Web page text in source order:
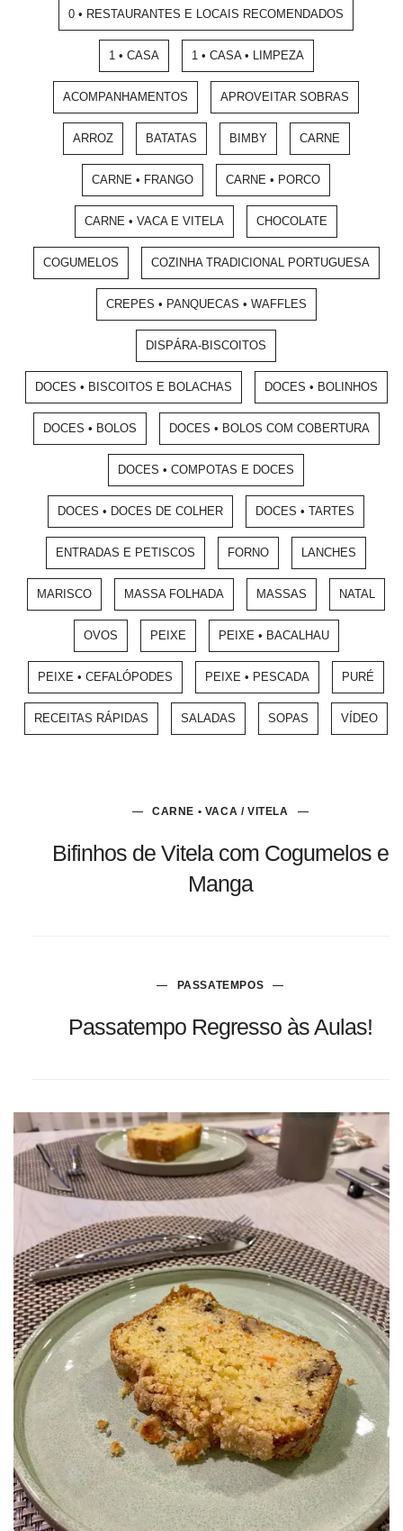
0 • RESTAURANTES E LOCAIS RECOMENDADOS
1 • CASA 1 • CASA • LIMPEZA
ACOMPANHAMENTOS APROVEITAR SOBRAS
ARROZ BATATAS BIMBY CARNE
CARNE • FRANGO CARNE • PORCO
CARNE • VACA E VITELA CHOCOLATE
COGUMELOS COZINHA TRADICIONAL PORTUGUESA
CREPES • PANQUECAS • WAFFLES
DISPÁRA-BISCOITOS
DOCES • BISCOITOS E BOLACHAS DOCES • BOLINHOS
DOCES • BOLOS DOCES • BOLOS COM COBERTURA
DOCES • COMPOTAS E DOCES
DOCES • DOCES DE COLHER DOCES • TARTES
ENTRADAS E PETISCOS FORNO LANCHES
MARISCO MASSA FOLHADA MASSAS NATAL
OVOS PEIXE PEIXE • BACALHAU
PEIXE • CEFALÓPODES PEIXE • PESCADA PURÉ
RECEITAS RÁPIDAS SALADAS SOPAS VÍDEO
CARNE • VACA / VITELA
Bifinhos de Vitela com Cogumelos e
Manga
PASSATEMPOS
Passatempo Regresso às Aulas!